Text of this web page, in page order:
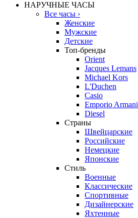
НАРУЧНЫЕ ЧАСЫ
Все часы ›
Женские
Мужские
Детские
Топ-бренды
Orient
Jacques Lemans
Michael Kors
L'Duchen
Casio
Emporio Armani
Diesel
Страны
Швейцарские
Российские
Немецкие
Японские
Стиль
Военные
Классические
Спортивные
Дизайнерские
Яхтенные